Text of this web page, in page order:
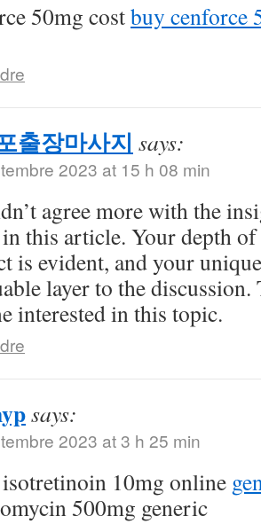
50mg costbuy cenforce
출장마사지 says:
2023 at 15 h 08 min
agree more with the
this article. Your depth
is evident, and your
layer to the
interested in this topic.
says:
2023 at 3 h 25 min
10mg online
500mg generic